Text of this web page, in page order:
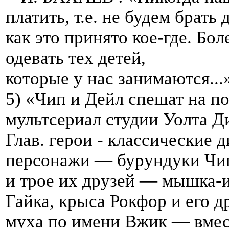
платить, т.е. не будем брать
как это принято кое-где.
одевать тех детей,
которые у нас
5) «Чип и Дейл спешат на
мультсериал студии Уолта
Глав. герои - классические
персонажи — бурундуки
и трое их друзей — мышка-
Гайка, крыса Рокфор и его
муха по имени Вжик —